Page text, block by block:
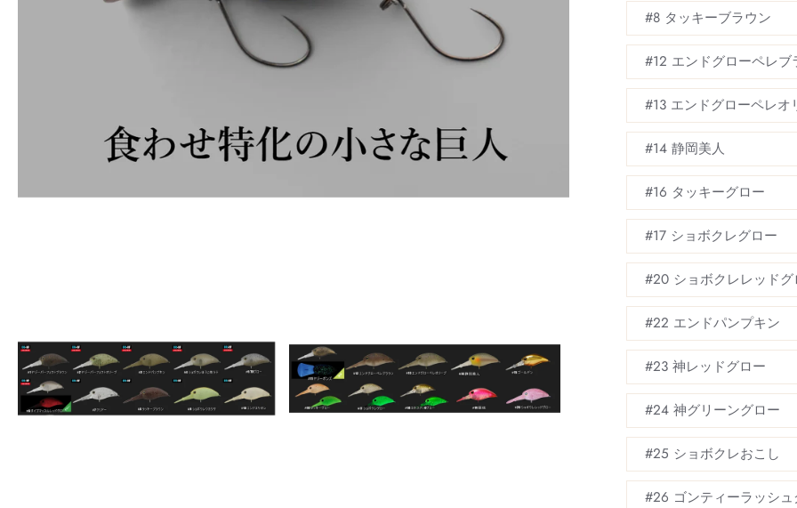
#8 タッキーブラウン
#12 エンドグローペレブ
#13 エンドグローペレオ
#14 静岡美人
#16 タッキーグロー
#17 ショボクレグロー
#20 ショボクレレッドグ
#22 エンドパンプキン
#23 神レッドグロー
#24 神グリーングロー
#25 ショボクレおこし
#26 ゴンティーラッシュ